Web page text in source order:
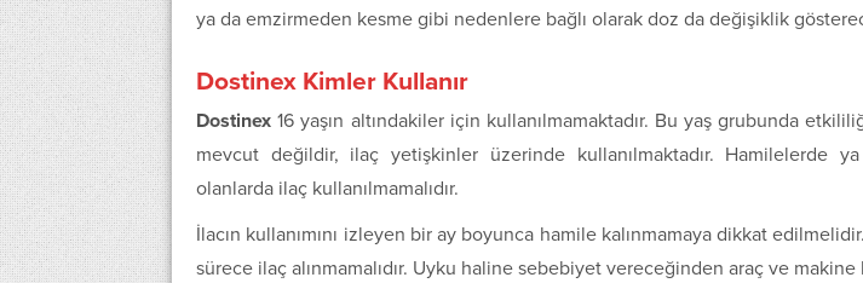
ya da emzirmeden kesme gibi nedenlere bağlı olarak doz da değişiklik
Dostinex Kimler Kullanır
Dostinex 16 yaşın altındakiler için kullanılmamaktadır. Bu yaş grubunda
mevcut değildir, ilaç yetişkinler üzerinde kullanılmaktadır. Hamilelerde
olanlarda ilaç kullanılmamalıdır.
İlacın kullanımını izleyen bir ay boyunca hamile kalınmamaya dikkat
sürece ilaç alınmamalıdır. Uyku haline sebebiyet vereceğinden araç ve makine